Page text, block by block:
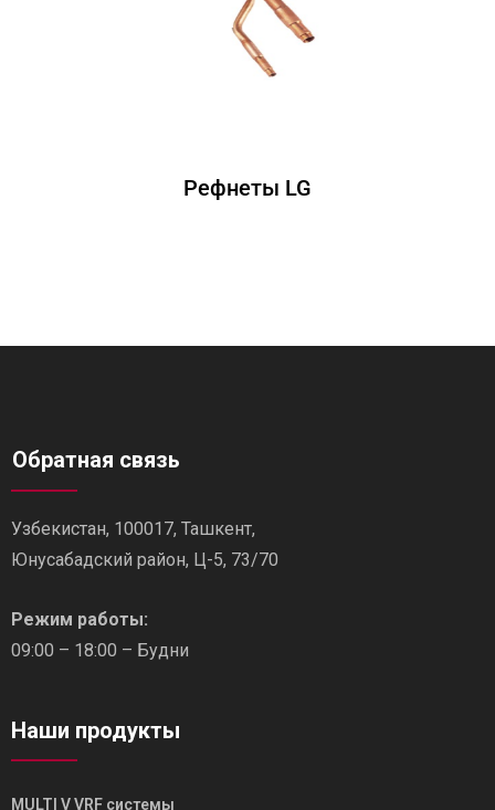
Рефнеты LG
Обратная связь
Узбекистан, 100017, Ташкент,
Юнусабадский район, Ц-5, 73/70
Режим работы:
09:00 – 18:00 – Будни
Наши продукты
MULTI V VRF системы